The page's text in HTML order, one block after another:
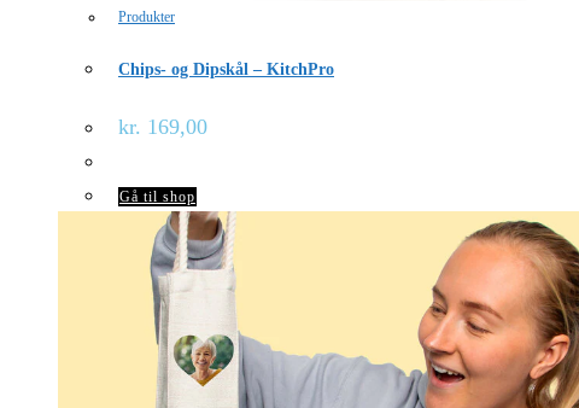
Produkter
Chips- og Dipskål – KitchPro
kr. 169,00
Gå til shop